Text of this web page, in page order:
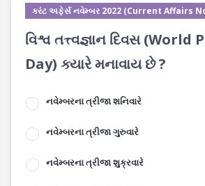
કરંટ અફેર્સ નવેમ્બર 2022 (Current Affairs
વિશ્વ તત્ત્વજ્ઞાન દિવસ
Day) ક્યારે મનાવાય છે ?
નવેમ્બરના ત્રીજા શનિવારે
નવેમ્બરના ત્રીજા ગુરુવારે
નવેમ્બરના ત્રીજા શુક્રવારે